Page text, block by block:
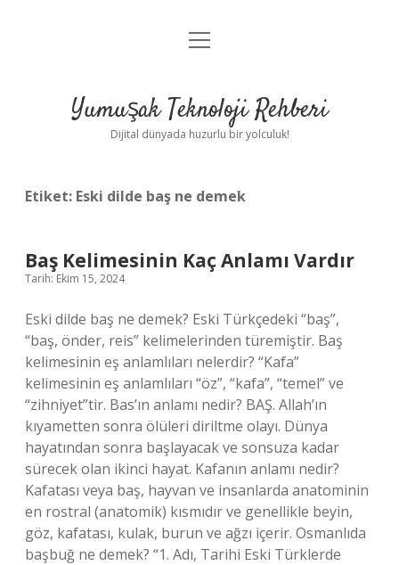
Anasayfa
Yasal Uyarı
menüyü
Yumuşak Teknoloji Rehberi
Dijital dünyada huzurlu bir yolculuk!
Etiket: Eski dilde baş ne demek
Baş Kelimesinin Kaç Anlamı Vardır
Tarih: Ekim 15, 2024
Eski dilde baş ne demek? Eski Türkçedeki “baş”,
“baş, önder, reis” kelimelerinden türemiştir. Baş
kelimesinin eş anlamlıları nelerdir? “Kafa”
kelimesinin eş anlamlıları “öz”, “kafa”, “temel” ve
“zihniyet”tir. Bas’ın anlamı nedir? BAŞ. Allah’ın
kıyametten sonra ölüleri diriltme olayı. Dünya
hayatından sonra başlayacak ve sonsuza kadar
sürecek olan ikinci hayat. Kafanın anlamı nedir?
Kafatası veya baş, hayvan ve insanlarda anatominin
en rostral (anatomik) kısmıdır ve genellikle beyin,
göz, kafatası, kulak, burun ve ağzı içerir. Osmanlıda
başbuğ ne demek? “1. Adı, Tarihi Eski Türklerde